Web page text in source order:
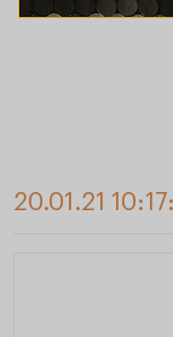
20.01.21